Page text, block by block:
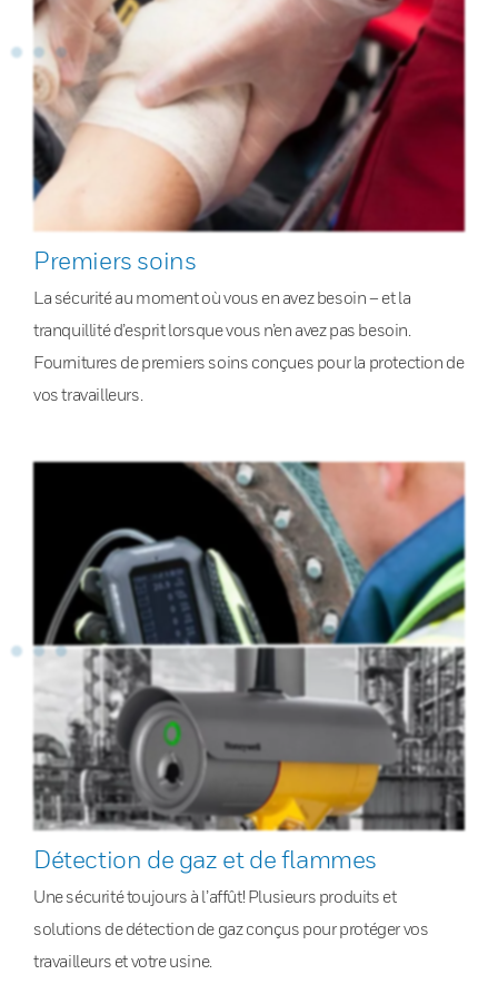
Premiers soins
La sécurité au moment où vous en avez besoin – et la
tranquillité d’esprit lorsque vous n’en avez pas besoin.
Fournitures de premiers soins conçues pour la protection de
vos travailleurs.
Détection de gaz et de flammes
Une sécurité toujours à l’affût! Plusieurs produits et
solutions de détection de gaz conçus pour protéger vos
travailleurs et votre usine.